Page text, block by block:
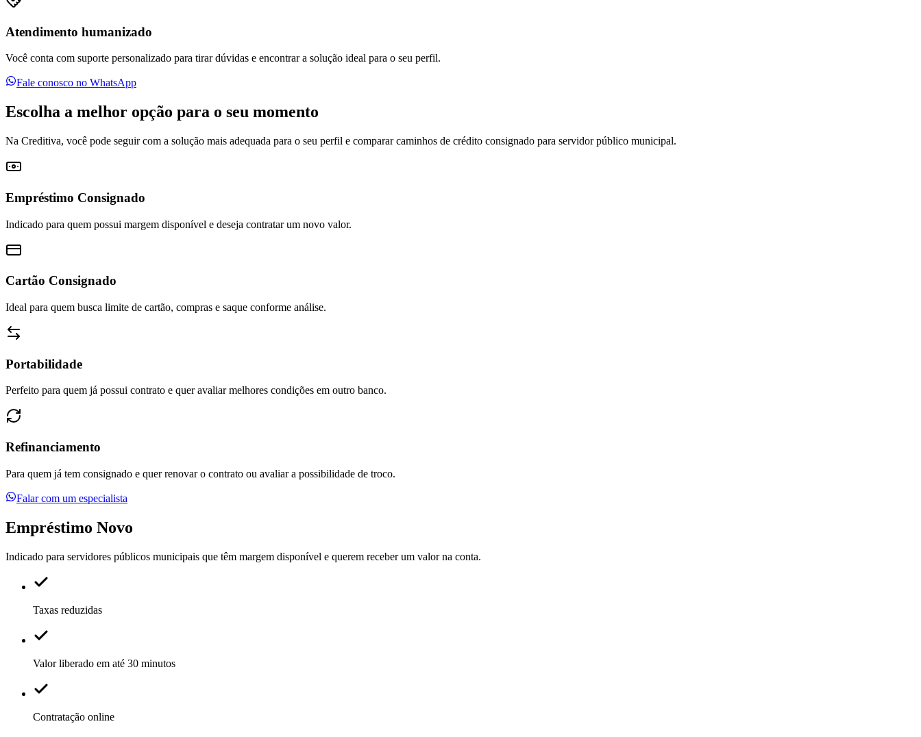
Atendimento humanizado
Você conta com suporte personalizado para tirar dúvidas e encontrar a solução ideal para o seu perfil.
Fale conosco no WhatsApp
Escolha a melhor opção para o seu momento
Na Creditiva, você pode seguir com a solução mais adequada para o seu perfil e comparar caminhos de crédito consignado para servidor público municipal.
Empréstimo Consignado
Indicado para quem possui margem disponível e deseja contratar um novo valor.
Cartão Consignado
Ideal para quem busca limite de cartão, compras e saque conforme análise.
Portabilidade
Perfeito para quem já possui contrato e quer avaliar melhores condições em outro banco.
Refinanciamento
Para quem já tem consignado e quer renovar o contrato ou avaliar a possibilidade de troco.
Falar com um especialista
Empréstimo Novo
Indicado para servidores públicos municipais que têm margem disponível e querem receber um valor na conta.
Taxas reduzidas
Valor liberado em até 30 minutos
Contratação online